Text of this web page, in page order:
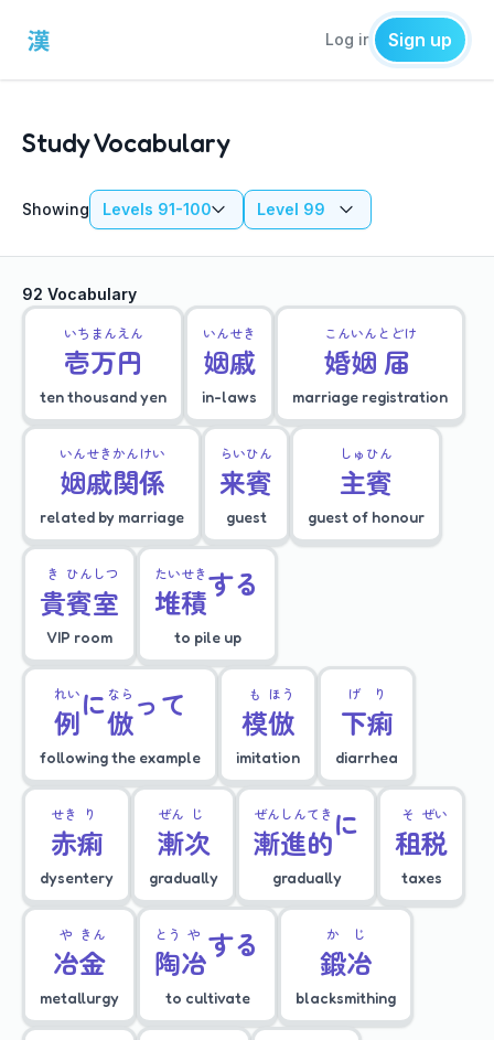
Log in Sign up
Study Vocabulary
Showing Levels 91-100 Level 99
92 Vocabulary
壱
いち
万
まん
円
えん
ten thousand yen
姻
いん
戚
せき
in-laws
婚
こん
姻
いん
届
とどけ
marriage registration
姻
いん
戚
せき
関
かん
係
けい
related by marriage
来
らい
賓
ひん
guest
主
しゅ
賓
ひん
guest of honour
貴
き
賓
ひん
室
しつ
VIP room
堆
たい
積
せき する
to pile up
例
れい に倣
なら って
following the example
模
も
倣
ほう
imitation
下
げ
痢
り
diarrhea
赤
せき
痢
り
dysentery
漸
ぜん
次
じ
gradually
漸
ぜん
進
しん
的
てき に
gradually
租
そ
税
ぜい
taxes
冶
や
金
きん
metallurgy
陶
とう
冶
や する
to cultivate
鍛
か
冶
じ
blacksmithing